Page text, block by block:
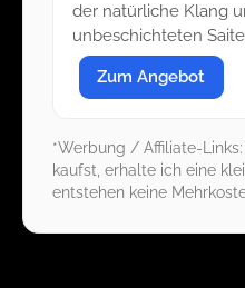
der natürliche Klang
unbeschichteten
Zum Angebot
*Werbung / Affiliate-
kaufst, erhalte ich eine
entstehen keine